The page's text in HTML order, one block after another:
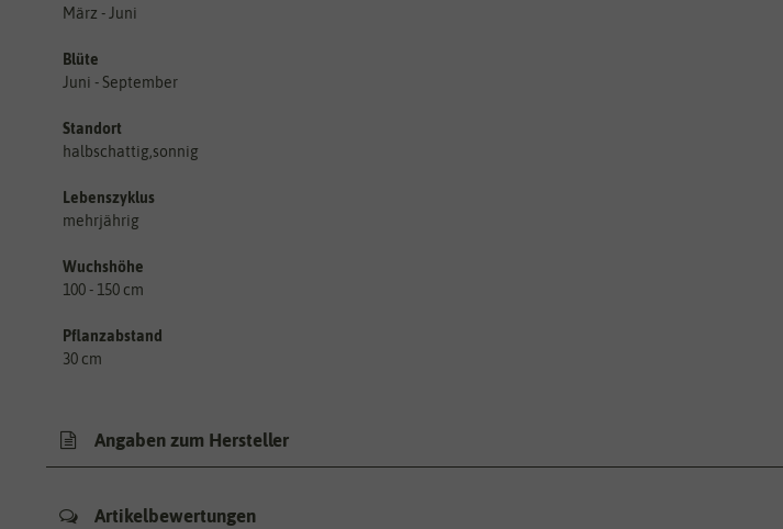
März - Juni
Blüte
Juni - September
Standort
halbschattig,sonnig
Lebenszyklus
mehrjährig
Wuchshöhe
100 - 150 cm
Pflanzabstand
30 cm
Angaben zum Hersteller
Artikelbewertungen